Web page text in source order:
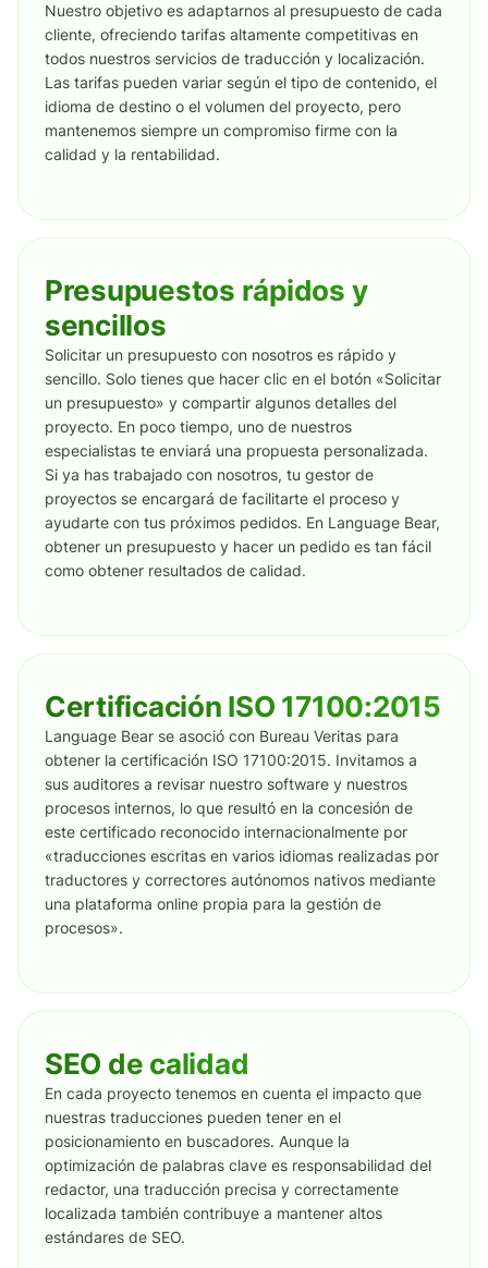
Nuestro objetivo es adaptarnos al presupuesto de cada
cliente, ofreciendo tarifas altamente competitivas en
todos nuestros servicios de traducción y localización.
Las tarifas pueden variar según el tipo de contenido, el
idioma de destino o el volumen del proyecto, pero
mantenemos siempre un compromiso firme con la
calidad y la rentabilidad.
Presupuestos rápidos y
sencillos
Solicitar un presupuesto con nosotros es rápido y
sencillo. Solo tienes que hacer clic en el botón «Solicitar
un presupuesto» y compartir algunos detalles del
proyecto. En poco tiempo, uno de nuestros
especialistas te enviará una propuesta personalizada.
Si ya has trabajado con nosotros, tu gestor de
proyectos se encargará de facilitarte el proceso y
ayudarte con tus próximos pedidos. En Language Bear,
obtener un presupuesto y hacer un pedido es tan fácil
como obtener resultados de calidad.
Certificación ISO 17100:2015
Language Bear se asoció con Bureau Veritas para
obtener la certificación ISO 17100:2015. Invitamos a
sus auditores a revisar nuestro software y nuestros
procesos internos, lo que resultó en la concesión de
este certificado reconocido internacionalmente por
«traducciones escritas en varios idiomas realizadas por
traductores y correctores autónomos nativos mediante
una plataforma online propia para la gestión de
procesos».
SEO de calidad
En cada proyecto tenemos en cuenta el impacto que
nuestras traducciones pueden tener en el
posicionamiento en buscadores. Aunque la
optimización de palabras clave es responsabilidad del
redactor, una traducción precisa y correctamente
localizada también contribuye a mantener altos
estándares de SEO.